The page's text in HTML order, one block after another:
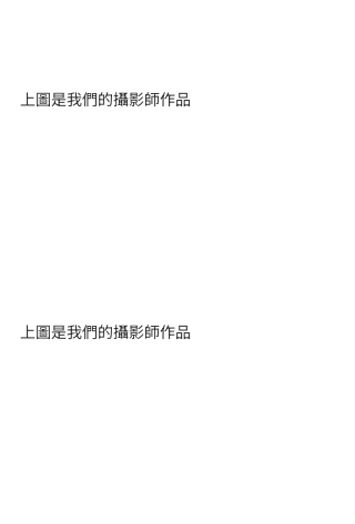
上圖是我們的攝影師作品
上圖是我們的攝影師作品